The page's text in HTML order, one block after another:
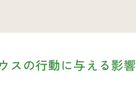
スの行動に与える影響